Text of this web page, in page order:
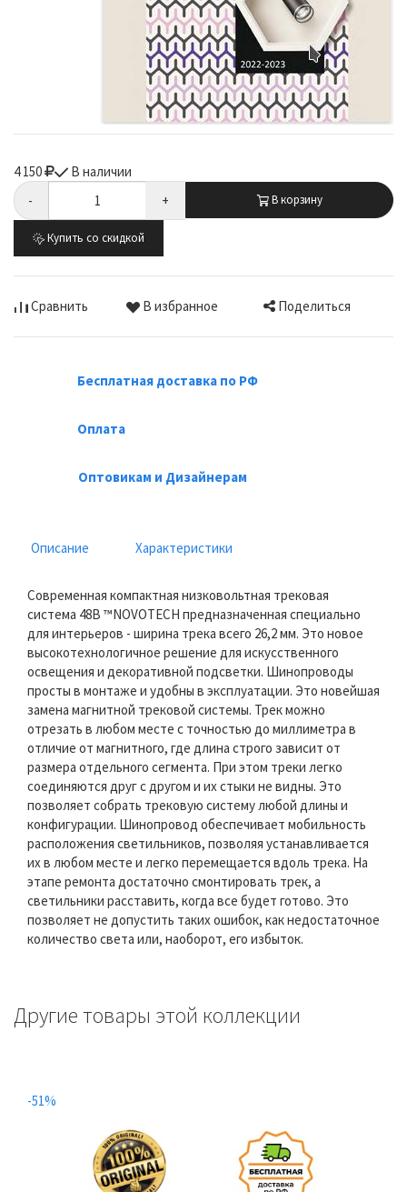
4 150
В наличии
-
+ В корзину
Купить со скидкой
Сравнить В избранное Поделиться
Бесплатная доставка по РФ
Оплата
Оптовикам и Дизайнерам
Описание Характеристики
Современная компактная низковольтная трековая
система 48В ™NOVOTECH предназначенная специально
для интерьеров - ширина трека всего 26,2 мм. Это новое
высокотехнологичное решение для искусственного
освещения и декоративной подсветки. Шинопроводы
просты в монтаже и удобны в эксплуатации. Это новейшая
замена магнитной трековой системы. Трек можно
отрезать в любом месте с точностью до миллиметра в
отличие от магнитного, где длина строго зависит от
размера отдельного сегмента. При этом треки легко
соединяются друг с другом и их стыки не видны. Это
позволяет собрать трековую систему любой длины и
конфигурации. Шинопровод обеспечивает мобильность
расположения светильников, позволяя устанавливается
их в любом месте и легко перемещается вдоль трека. На
этапе ремонта достаточно смонтировать трек, а
светильники расставить, когда все будет готово. Это
позволяет не допустить таких ошибок, как недостаточное
количество света или, наоборот, его избыток.
Другие товары этой коллекции
-51%